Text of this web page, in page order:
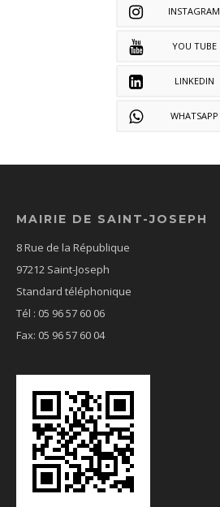
INSTAGRAM
YOU TUBE
LINKEDIN
WHATSAPP
MAIRIE DE SAINT-JOSEPH
8 Rue de la République
97212 Saint-Joseph
Standard téléphonique
Tél : 05 96 57 60 06
Fax: 05 96 57 60 04